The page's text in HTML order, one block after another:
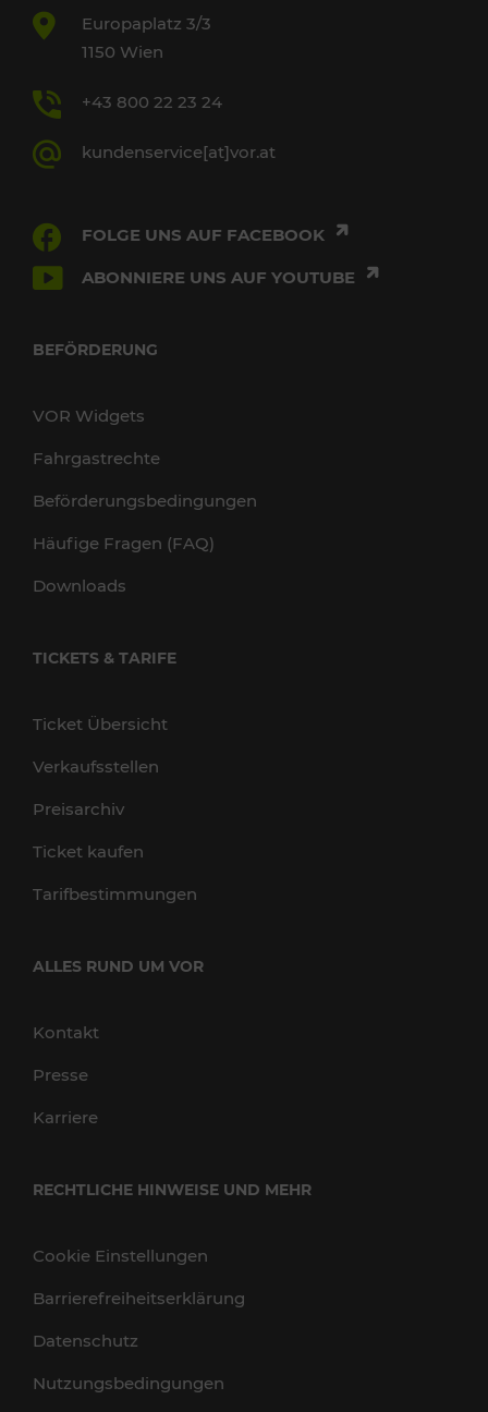
Europaplatz 3/3
1150 Wien
+43 800 22 23 24
kundenservice[at]vor.at
FOLGE UNS AUF FACEBOOK
ABONNIERE UNS AUF YOUTUBE
BEFÖRDERUNG
VOR Widgets
Fahrgastrechte
Beförderungsbedingungen
Häufige Fragen (FAQ)
Downloads
TICKETS & TARIFE
Ticket Übersicht
Verkaufsstellen
Preisarchiv
Ticket kaufen
Tarifbestimmungen
ALLES RUND UM VOR
Kontakt
Presse
Karriere
RECHTLICHE HINWEISE UND MEHR
Cookie Einstellungen
Barrierefreiheitserklärung
Datenschutz
Nutzungsbedingungen